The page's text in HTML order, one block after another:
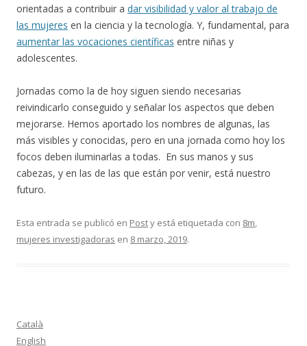
orientadas a contribuir a dar visibilidad y valor al trabajo de
las mujeres en la ciencia y la tecnología. Y, fundamental, para
aumentar las vocaciones científicas entre niñas y
adolescentes.
Jornadas como la de hoy siguen siendo necesarias
reivindicarlo conseguido y señalar los aspectos que deben
mejorarse. Hemos aportado los nombres de algunas, las
más visibles y conocidas, pero en una jornada como hoy los
focos deben iluminarlas a todas. En sus manos y sus
cabezas, y en las de las que están por venir, está nuestro
futuro.
Esta entrada se publicó en Posty está etiquetada con 8m,
mujeres investigadoras en 8 marzo, 2019.
Català
English